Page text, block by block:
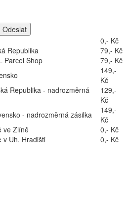
0,- Kč
Republika
79,- Kč
Parcel Shop
79,- Kč
149,-
Kč
Republika - nadrozměrná
129,-
Kč
- nadrozměrná zásilka
149,-
Kč
ve Zlíně
0,- Kč
v Uh. Hradišti
0,- Kč